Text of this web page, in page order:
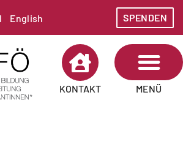
English SPENDEN
KONTAKT MENÜ